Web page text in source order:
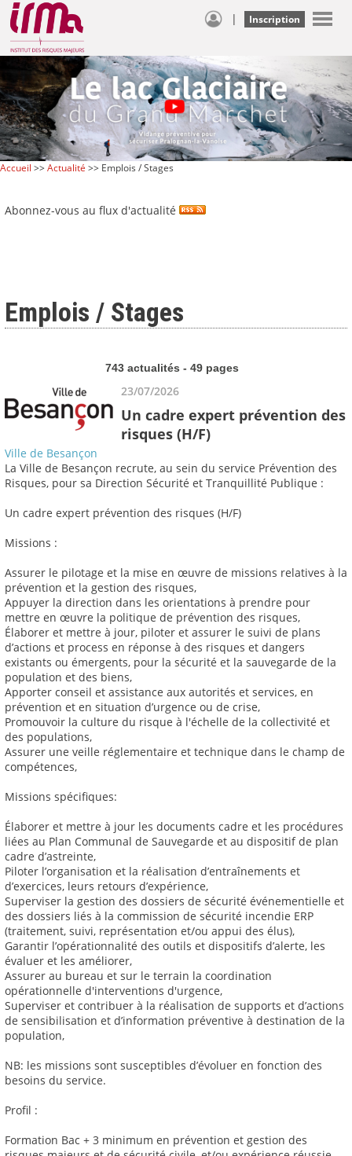
| Inscription
Accueil >>Actualité >> Emplois / Stages
Abonnez-vous au flux d'actualité
Emplois / Stages
743 actualités - 49 pages
23/07/2026
Un cadre expert prévention des
risques (H/F)
Ville de Besançon
La Ville de Besançon recrute, au sein du service Prévention des
Risques, pour sa Direction Sécurité et Tranquillité Publique :
Un cadre expert prévention des risques (H/F)
Missions :
Assurer le pilotage et la mise en œuvre de missions relatives à la
prévention et la gestion des risques,
Appuyer la direction dans les orientations à prendre pour
mettre en œuvre la politique de prévention des risques,
Élaborer et mettre à jour, piloter et assurer le suivi de plans
d’actions et process en réponse à des risques et dangers
existants ou émergents, pour la sécurité et la sauvegarde de la
population et des biens,
Apporter conseil et assistance aux autorités et services, en
prévention et en situation d’urgence ou de crise,
Promouvoir la culture du risque à l'échelle de la collectivité et
des populations,
Assurer une veille réglementaire et technique dans le champ de
compétences,
Missions spécifiques:
Élaborer et mettre à jour les documents cadre et les procédures
liées au Plan Communal de Sauvegarde et au dispositif de plan
cadre d’astreinte,
Piloter l’organisation et la réalisation d’entraînements et
d’exercices, leurs retours d’expérience,
Superviser la gestion des dossiers de sécurité événementielle et
des dossiers liés à la commission de sécurité incendie ERP
(traitement, suivi, représentation et/ou appui des élus),
Garantir l’opérationnalité des outils et dispositifs d’alerte, les
évaluer et les améliorer,
Assurer au bureau et sur le terrain la coordination
opérationnelle d'interventions d'urgence,
Superviser et contribuer à la réalisation de supports et d’actions
de sensibilisation et d’information préventive à destination de la
population,
NB: les missions sont susceptibles d’évoluer en fonction des
besoins du service.
Profil :
Formation Bac + 3 minimum en prévention et gestion des